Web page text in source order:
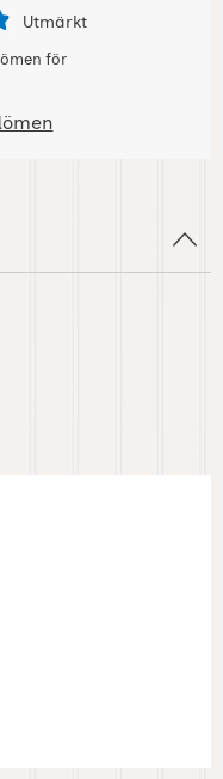
Utmärkt
för